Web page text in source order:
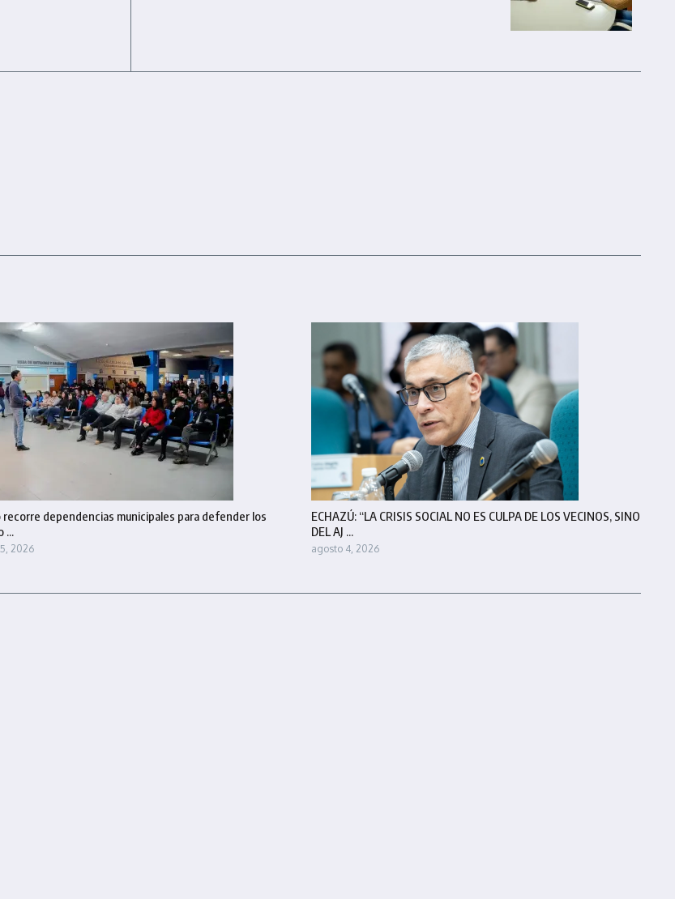
recorre dependencias municipales para defender los
...
2026
ECHAZÚ: “LA CRISIS SOCIAL NO ES CULPA DE LOS VECINOS, SINO
DEL AJ ...
agosto 4, 2026